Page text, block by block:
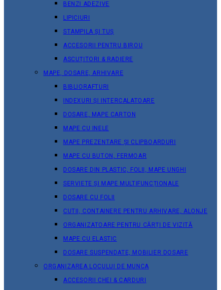
BENZI ADEZIVE
LIPICIURI
STAMPILA ȘI TUȘ
ACCESORII PENTRU BIROU
ASCUȚITORI & RADIERE
MAPE, DOSARE, ARHIVARE
BIBLIORAFTURI
INDEXURI ȘI INTERCALATOARE
DOSARE, MAPE CARTON
MAPE CU INELE
MAPE PREZENTARE ȘI CLIPBOARDURI
MAPE CU BUTON, FERMOAR
DOSARE DIN PLASTIC, FOLII, MAPE UNGHI
SERVIETE ȘI MAPE MULTIFUNCȚIONALE
DOSARE CU FOLII
CUTII, CONTAINERE PENTRU ARHIVARE, ALONJE
ORGANIZATOARE PENTRU CĂRȚI DE VIZITĂ
MAPE CU ELASTIC
DOSARE SUSPENDATE, MOBILIER DOSARE
ORGANIZAREA LOCULUI DE MUNCA
ACCESORII CHEI & СARDURI